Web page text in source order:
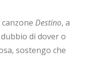
Destino, a
di dover o
sostengo che